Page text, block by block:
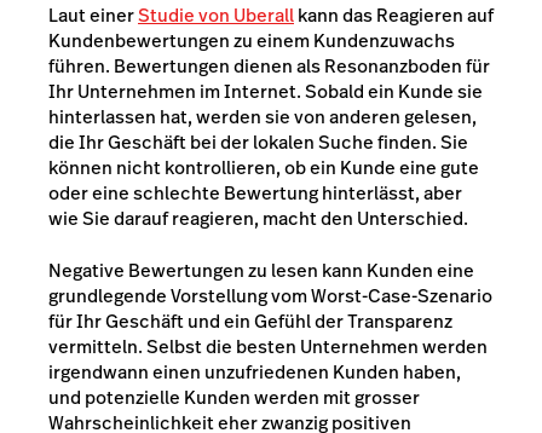
Laut einerStudie von Uberallkann das Reagieren auf
Kundenbewertungen zu einem Kundenzuwachs
führen. Bewertungen dienen als Resonanzboden für
Ihr Unternehmen im Internet. Sobald ein Kunde sie
hinterlassen hat, werden sie von anderen gelesen,
die Ihr Geschäft bei der lokalen Suche finden. Sie
können nicht kontrollieren, ob ein Kunde eine gute
oder eine schlechte Bewertung hinterlässt, aber
wie Sie darauf reagieren, macht den Unterschied.
Negative Bewertungen zu lesen kann Kunden eine
grundlegende Vorstellung vom Worst-Case-Szenario
für Ihr Geschäft und ein Gefühl der Transparenz
vermitteln. Selbst die besten Unternehmen werden
irgendwann einen unzufriedenen Kunden haben,
und potenzielle Kunden werden mit grosser
Wahrscheinlichkeit eher zwanzig positiven